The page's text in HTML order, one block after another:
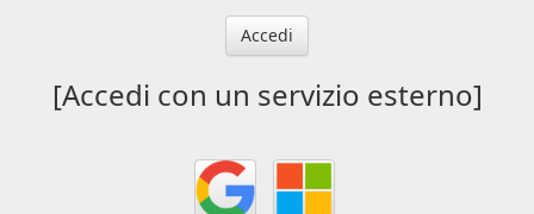
Accedi
[Accedi con un servizio esterno]